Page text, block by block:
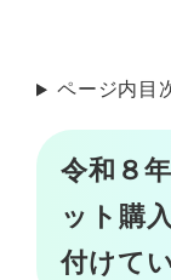
ページ内目
令和８
ット購
付けて